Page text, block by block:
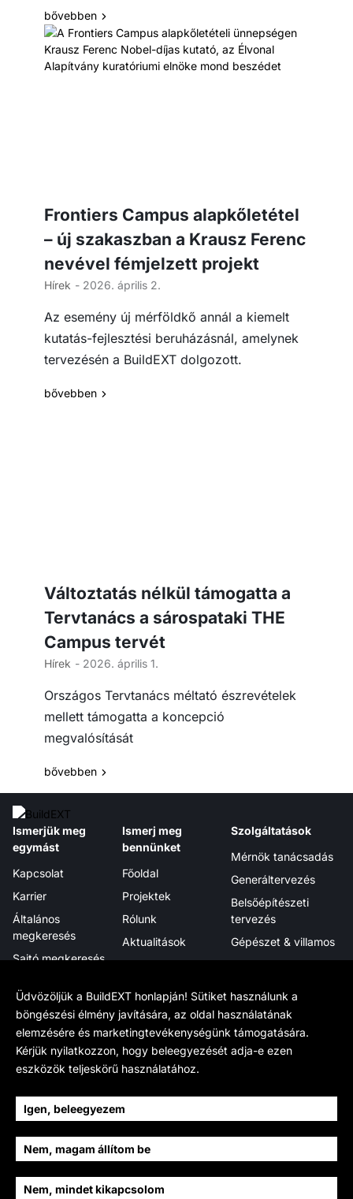
bővebben
Frontiers Campus alapkőletétel
– új szakaszban a Krausz Ferenc
nevével fémjelzett projekt
Hírek - 2026. április 2.
Az esemény új mérföldkő annál a kiemelt
kutatás-fejlesztési beruházásnál, amelynek
tervezésén a BuildEXT dolgozott.
bővebben
Változtatás nélkül támogatta a
Tervtanács a sárospataki THE
Campus tervét
Hírek - 2026. április 1.
Országos Tervtanács méltató észrevételek
mellett támogatta a koncepció
megvalósítását
bővebben
Ismerjük meg
egymást
Kapcsolat
Karrier
Általános
megkeresés
Sajtó megkeresés
Ismerj meg
bennünket
Főoldal
Projektek
Rólunk
Aktualitások
Megjelenéseink
elismerések
Szolgáltatások
Mérnök tanácsadás
Generáltervezés
Belsőépítészeti
tervezés
Gépészet & villamos
Projektmenedzsment
Tudj meg többet
Munkamódszerünk
BIM Wikipedia
Történetünk
Hivatalos
Adatkezelés
Sajtóanyag
Kövess minket
LinkedIn
Üdvözöljük a BuildEXT honlapján! Sütiket használunk a
böngészési élmény javítására, az oldal használatának
elemzésére és marketingtevékenységünk támogatására.
Kérjük nyilatkozzon, hogy beleegyezését adja-e ezen
eszközök teljeskörű használatához.
Igen, beleegyezem
Nem, magam állítom be
Nem, mindet kikapcsolom